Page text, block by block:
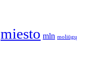
miesto mln moliūgų